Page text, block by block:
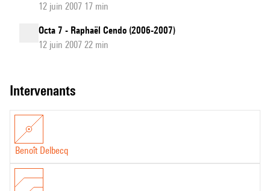
12 juin 2007 17 min
Octa 7 - Raphaël Cendo (2006-2007)
12 juin 2007 22 min
intervenants
Benoît Delbecq